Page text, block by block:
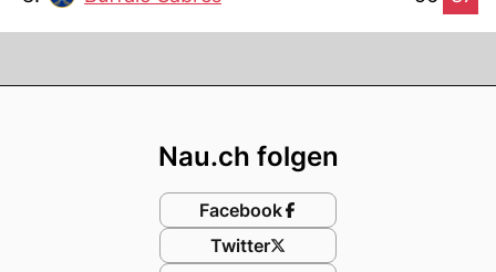
Nau.ch folgen
Facebook
Twitter